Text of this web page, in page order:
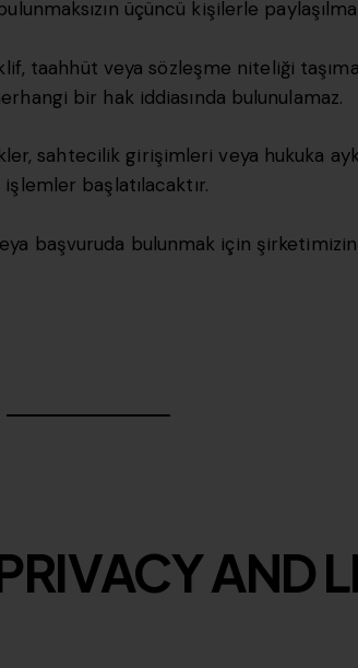
üçüncü kişilerle
taahhüt veya sözleşme niteliği
bir hak iddiasında bulunulamaz.
sahtecilik girişimleri veya hukuka
başlatılacaktır.
başvuruda bulunmak için
AND